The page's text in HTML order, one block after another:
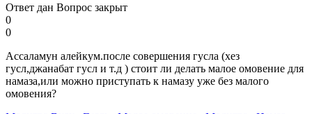
Ответ дан Вопрос закрыт
0
0
Ассаламун алейкум.после совершения гусла (хез
гусл,джанабат гусл и т.д ) стоит ли делать малое омовение для
намаза,или можно приступать к намазу уже без малого
омовения?